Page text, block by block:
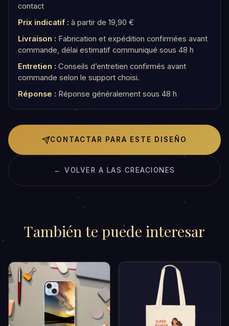
contact
Prix indicatif : à partir de 19,90 €
Livraison : Fabrication et expédition confirmées avant
commande, délai estimatif communiqué sous 48 h
Entretien : Conseils d’entretien confirmés avant
commande selon le support choisi.
Réponse : Réponse généralement sous 48 h
CONTACTAR PARA ESTE DISEÑO
← VOLVER A LAS CREACIONES
También te puede interesar